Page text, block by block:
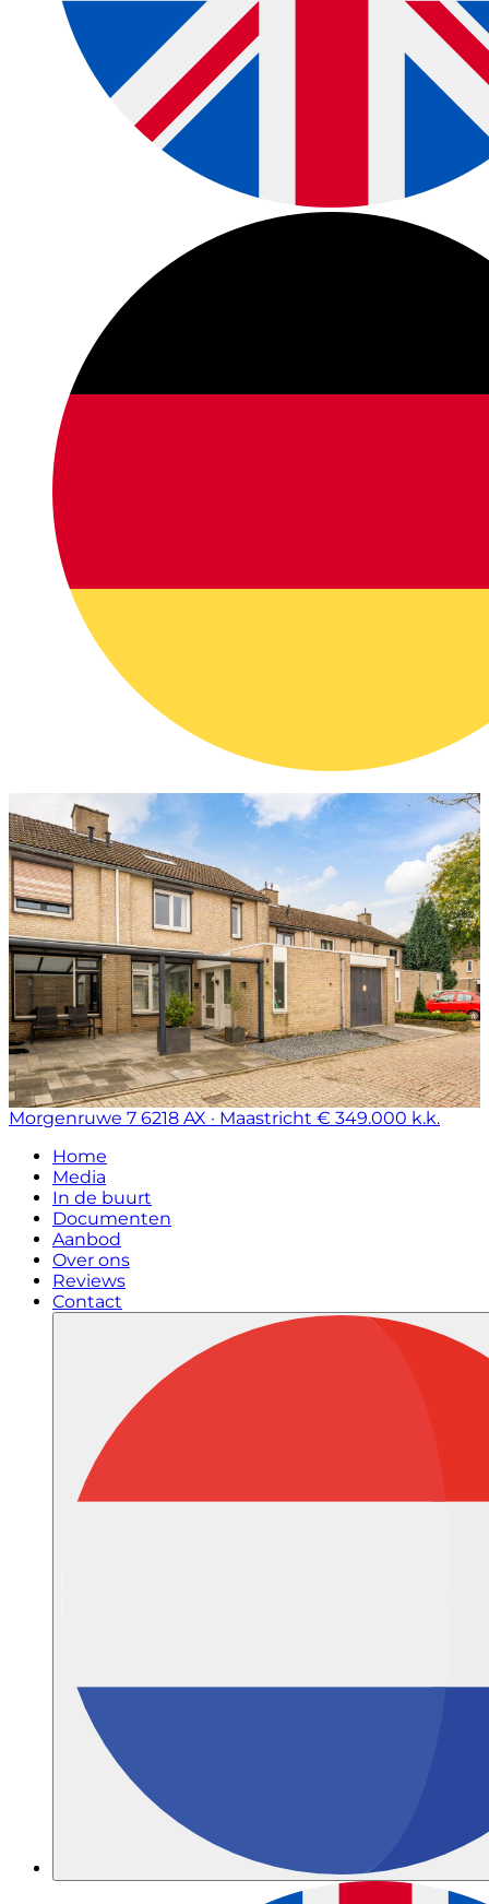
Morgenruwe 7 6218 AX · Maastricht € 349.000 k.k.
Home
Media
In de buurt
Documenten
Aanbod
Over ons
Reviews
Contact